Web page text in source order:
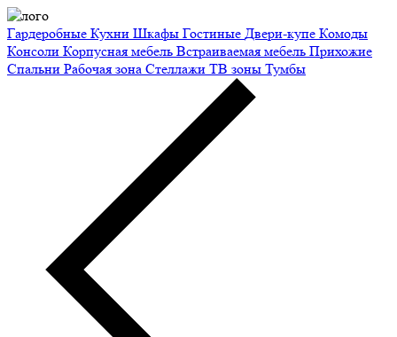
Гардеробные Кухни Шкафы Гостиные Двери-купе Комоды
Консоли Корпусная мебель Встраиваемая мебель Прихожие
Спальни Рабочая зона Стеллажи ТВ зоны Тумбы